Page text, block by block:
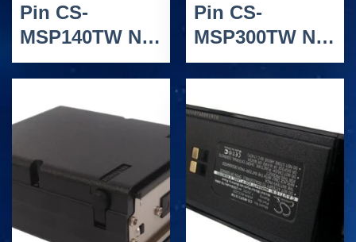
Pin CS-
MSP140TW Ni-
MH 2500mAh
Cho Bộ Đàm
Maxon SP130,
Pin CS-
MSP300TW Ni-
MH 1800mAh
Cho Bộ Đàm
Maxon SP300,
SP310 Và
SP340